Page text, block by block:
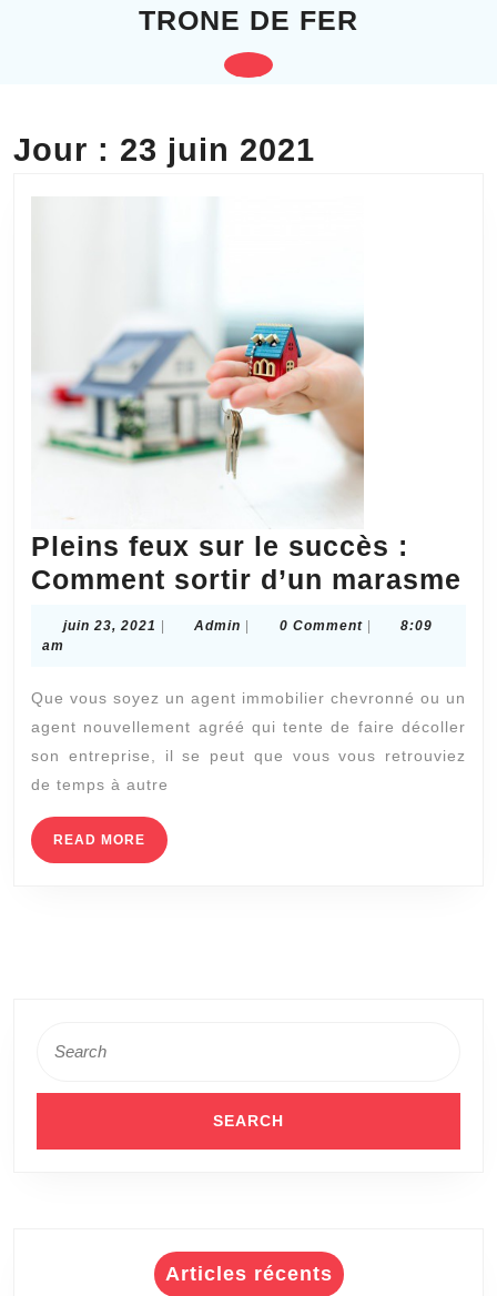
TRONE DE FER
Open
Jour : 23 juin 2021
Pleins feux sur le succès :
Comment sortir d’un marasme
juin 23, 2021 juin
Admin Admin0 Comment
8:09
am
Que vous soyez un agent immobilier chevronné ou un
agent nouvellement agréé qui tente de faire décoller
son entreprise, il se peut que vous vous retrouviez
de temps à autre
READ MORE READ
MORE
for:
Articles récents